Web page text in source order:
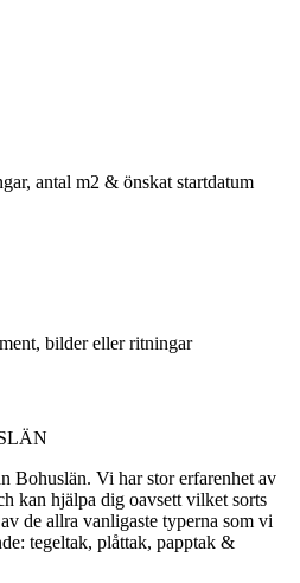
antal m2 & önskat startdatum
bilder eller ritningar
Bohuslän. Vi har stor erfarenhet av
kan hjälpa dig oavsett vilket sorts
de allra vanligaste typerna som vi
tegeltak, plåttak, papptak &